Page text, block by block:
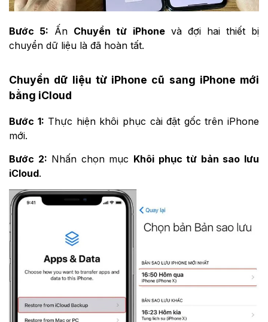
Bước 5: Ấn Chuyển từ iPhonevà đợi hai thiết bị
chuyển dữ liệu là đã hoàn tất.
Chuyển dữ liệu từ iPhone cũ sang iPhone mới
bằng iCloud
Bước 1: Thực hiện khôi phục cài đặt gốc trên iPhone
mới.
Bước 2: Nhấn chọn mục Khôi phục từ bản sao lưu
iCloud.